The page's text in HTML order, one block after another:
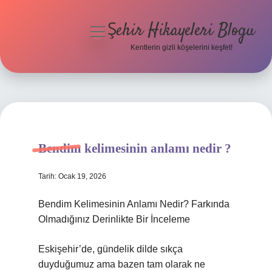
Hakkımızda
menüyüŞehir Hikayeleri Blogu
Kentlerin gizli köşelerini keşfet!
Bendim kelimesinin anlamı nedir ?
Tarih: Ocak 19, 2026
Bendim Kelimesinin Anlamı Nedir? Farkında
Olmadığınız Derinlikte Bir İnceleme
Eskişehir’de, gündelik dilde sıkça
duyduğumuz ama bazen tam olarak ne